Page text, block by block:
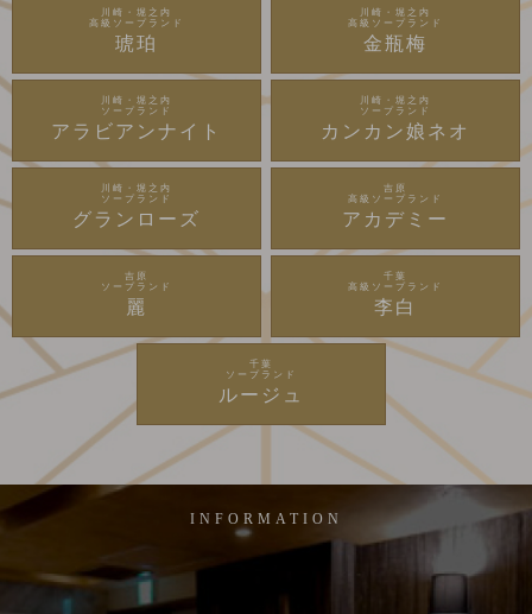
川崎・堀之内
高級ソープランド
琥珀
川崎・堀之内
高級ソープランド
金瓶梅
川崎・堀之内
ソープランド
アラビアンナイト
川崎・堀之内
ソープランド
カンカン娘ネオ
川崎・堀之内
ソープランド
グランローズ
吉原
高級ソープランド
アカデミー
吉原
ソープランド
麗
千葉
高級ソープランド
李白
千葉
ソープランド
ルージュ
INFORMATION